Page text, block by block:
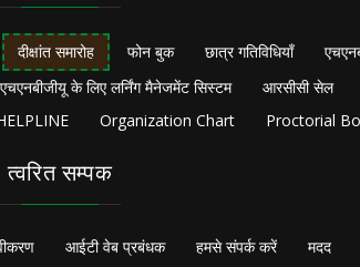
दीक्षांत समारोह फोन बुक छात्र गतिविधियाँ
एचएनबीजीयू के लिए लर्निंग मैनेजमेंट सिस्टम आरसीसी सेल
Organization Chart Proctorial
त्वरित सम्पक
आईटी वेब प्रबंधक हमसे संपर्क करें मदद